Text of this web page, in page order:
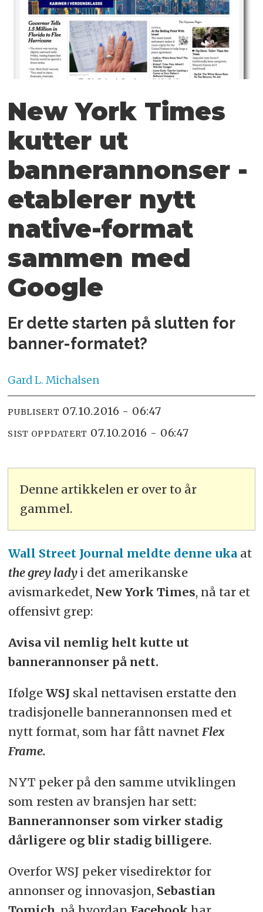
New York Times
kutter ut
bannerannonser -
etablerer nytt
native-format
sammen med
Google
Er dette starten på slutten for
banner-formatet?
Gard L. Michalsen
PUBLISERT 07.10.2016 - 06:47
SIST OPPDATERT 07.10.2016 - 06:47
Denne artikkelen er over to år
gammel.
Wall Street Journal meldte denne ukaat
the grey lady i det amerikanske
avismarkedet, New York Times, nå tar et
offensivt grep:
Avisa vil nemlig helt kutte ut
bannerannonser på nett.
Ifølge WSJ skal nettavisen erstatte den
tradisjonelle bannerannonsen med et
nytt format, som har fått navnet Flex
Frame.
NYT peker på den samme utviklingen
som resten av bransjen har sett:
Bannerannonser som virker stadig
dårligere og blir stadig billigere.
Overfor WSJ peker visedirektør for
annonser og innovasjon, Sebastian